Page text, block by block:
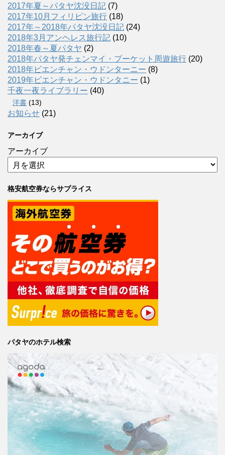
2017年夏～パタヤ沈没日記 (7)
2017年10月フィリピン旅行 (18)
2017年～2018年パタヤ沈没日記 (24)
2018年3月アンヘレス旅行記 (10)
2018年春～夏パタヤ (2)
2018年パタヤ発チェンマイ・プーケット周遊旅行 (20)
2018年ビエンチャン・ウドンターニー (8)
2019年ビエンチャン・ウドンタニー (1)
千夜一夜ライブラリー (40)
洋書 (13)
お知らせ (21)
アーカイブ
アーカイブ
格安航空券ならサプライス
パタヤのホテル検索